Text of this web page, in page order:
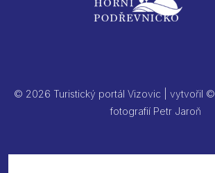
© 2026 Turistický portál Vizovic | vytvořil ©
fotografií Petr Jaroň